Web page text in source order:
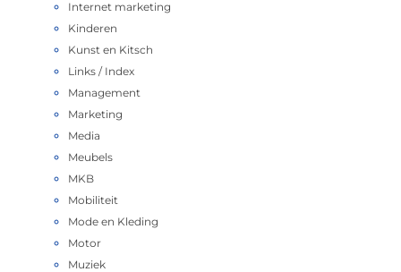
Internet marketing
Kinderen
Kunst en Kitsch
Links / Index
Management
Marketing
Media
Meubels
MKB
Mobiliteit
Mode en Kleding
Motor
Muziek